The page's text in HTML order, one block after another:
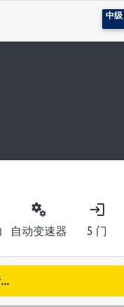
中级
miscellaneous_services
自动变速器
login
5 门